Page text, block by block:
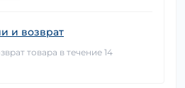
и возврат
товара в течение 14